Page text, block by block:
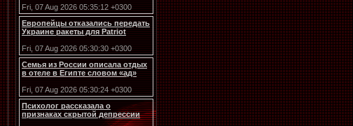
Fri, 07 Aug 2026 05:35:12 +0300
Европейцы отказались передать
Украине ракеты для Patriot
Fri, 07 Aug 2026 05:30:30 +0300
Семья из России описала отдых
в отеле в Египте словом «ад»
Fri, 07 Aug 2026 05:30:24 +0300
Психолог рассказала о
признаках скрытой депрессии